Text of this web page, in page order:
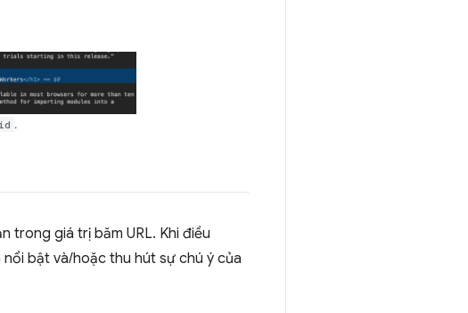
id .
trong giá trị băm URL. Khi điều
bật và/hoặc thu hút sự chú ý của